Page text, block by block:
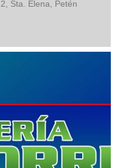
Sta. Elena, Petén